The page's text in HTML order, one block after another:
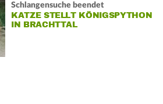
Schlangensuche beendet
KATZE STELLT KÖNIGSPYTHON
IN BRACHTTAL